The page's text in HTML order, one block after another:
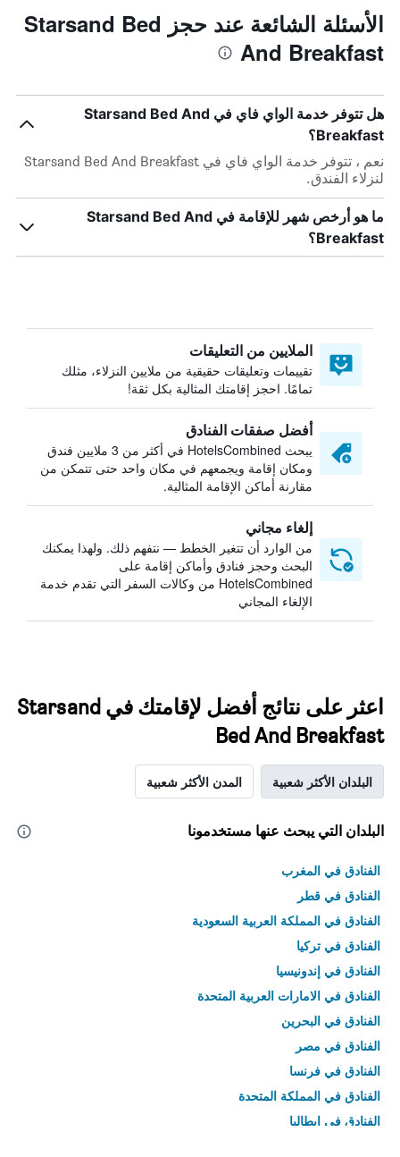
الأسئلة الشائعة عند حجز Starsand Bed
And Breakfast
هل تتوفر خدمة الواي فاي في Starsand Bed And
Breakfast؟
نعم ، تتوفر خدمة الواي فاي في Starsand Bed And Breakfast
لنزلاء الفندق.
ما هو أرخص شهر للإقامة في Starsand Bed And
Breakfast؟
الملايين من التعليقات
تقييمات وتعليقات حقيقية من ملايين النزلاء، مثلك
تمامًا. احجز إقامتك المثالية بكل ثقة!
أفضل صفقات الفنادق
يبحث HotelsCombined في أكثر من 3 ملايين فندق
ومكان إقامة ويجمعهم في مكان واحد حتى تتمكن من
مقارنة أماكن الإقامة المثالية.
إلغاء مجاني
من الوارد أن تتغير الخطط — نتفهم ذلك. ولهذا يمكنك
البحث وحجز فنادق وأماكن إقامة على
HotelsCombined من وكالات السفر التي تقدم خدمة
الإلغاء المجاني
اعثر على نتائج أفضل لإقامتك في Starsand
Bed And Breakfast
البلدان الأكثر شعبية المدن الأكثر شعبية
البلدان التي يبحث عنها مستخدمونا
الفنادق في المغرب
الفنادق في قطر
الفنادق في المملكة العربية السعودية
الفنادق في تركيا
الفنادق في إندونيسيا
الفنادق في الامارات العربية المتحدة
الفنادق في البحرين
الفنادق في مصر
الفنادق في فرنسا
الفنادق في المملكة المتحدة
الفنادق في إيطاليا